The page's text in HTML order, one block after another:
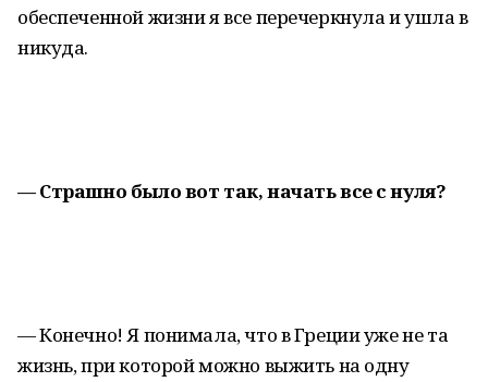
обеспеченной жизни я все перечеркнула и ушла в
никуда.
— Страшно было вот так, начать все с нуля?
— Конечно! Я понимала, что в Греции уже не та
жизнь, при которой можно выжить на одну